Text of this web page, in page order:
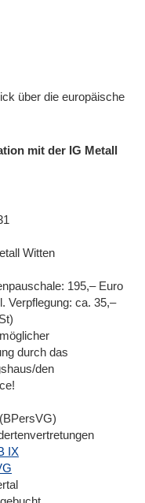
über die europäische
mit der IG Metall
Witten
195,– Euro
Verpflegung: ca. 35,–
durch das
den
IX